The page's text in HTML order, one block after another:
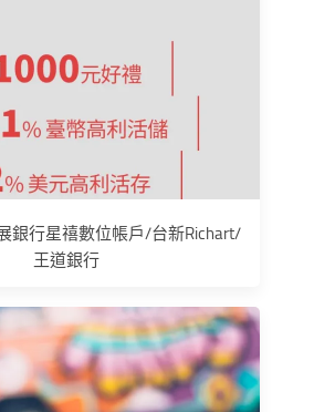
銀行星禧數位帳戶/台新Richart/
王道銀行